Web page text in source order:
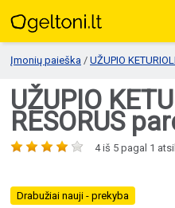
Įmonių paieška / UŽUPIO
UŽUPIO
RESORUS
4iš 5 pagal 1
Drabužiai nauji - prekyba